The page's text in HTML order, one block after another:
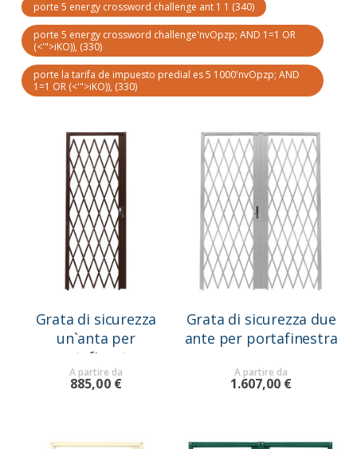
porte 5 energy crossword challenge ant 1 1 (340)
porte 5 energy crossword challenge'nvOpzp; AND 1=1 OR
(<'">iKO)), (330)
porte la tarifa de impuesto predial es 5 1000'nvOpzp; AND
1=1 OR (<'">iKO)), (330)
Grata di sicurezza
un`anta per
portafinestra
A partire da
885,00 €
Grata di sicurezza due
ante per portafinestra
A partire da
1.607,00 €